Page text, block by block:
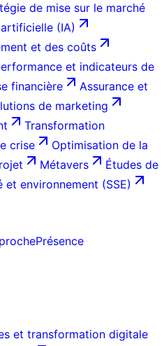
de mise sur le marché
(IA)
et des coûts
et indicateurs de
financière
Assurance et
de marketing
Transformation
crise
Optimisation de la
Métavers
Études de
et environnement (SSE)
Présence
et transformation digitale